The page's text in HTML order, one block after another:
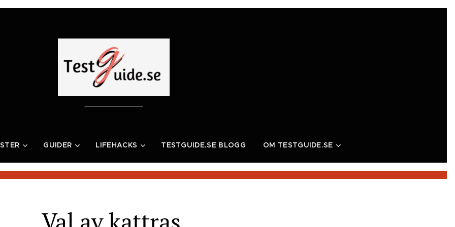
GUIDER LIFEHACKS TESTGUIDE.SE BLOGG OM TESTGUIDE.SE